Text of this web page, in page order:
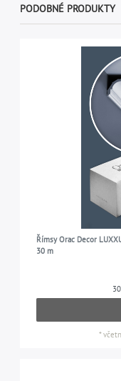
PODOBNÉ PRODUKTY
Římsy Orac Decor
30 m
30
*